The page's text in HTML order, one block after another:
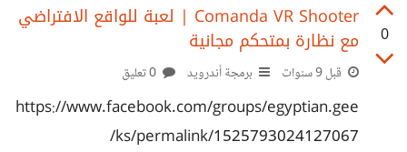
0
Comanda VR Shooter | لعبة للواقع الافتراضي
مع نظارة بمتحكم مجانية
قبل 9 سنوات برمجة أندرويد
https://www.facebook.com/groups/egyptian.gee
ks/permalink/1525793024127067/